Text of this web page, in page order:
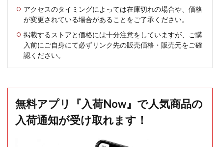
アクセスのタイミングによっては在庫切れの場合や、価格
が変更されている場合があることをご了承ください。
掲載するストアと価格には十分注意をしていますが、ご購
入前にご自身にて必ずリンク先の販売価格・販売元をご確
認ください。
無料アプリ『入荷Now』で人気商品の
入荷通知が受け取れます！